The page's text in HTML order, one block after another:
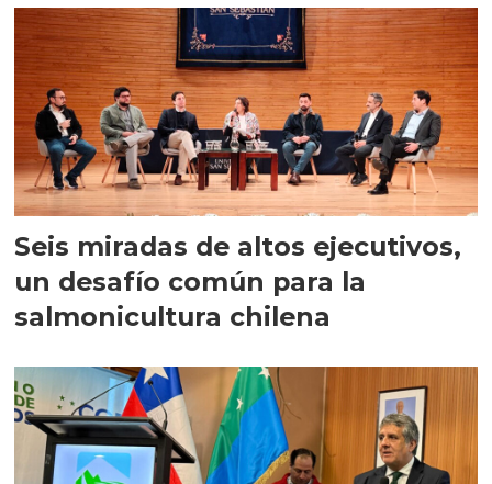
Seis miradas de altos ejecutivos,
un desafío común para la
salmonicultura chilena